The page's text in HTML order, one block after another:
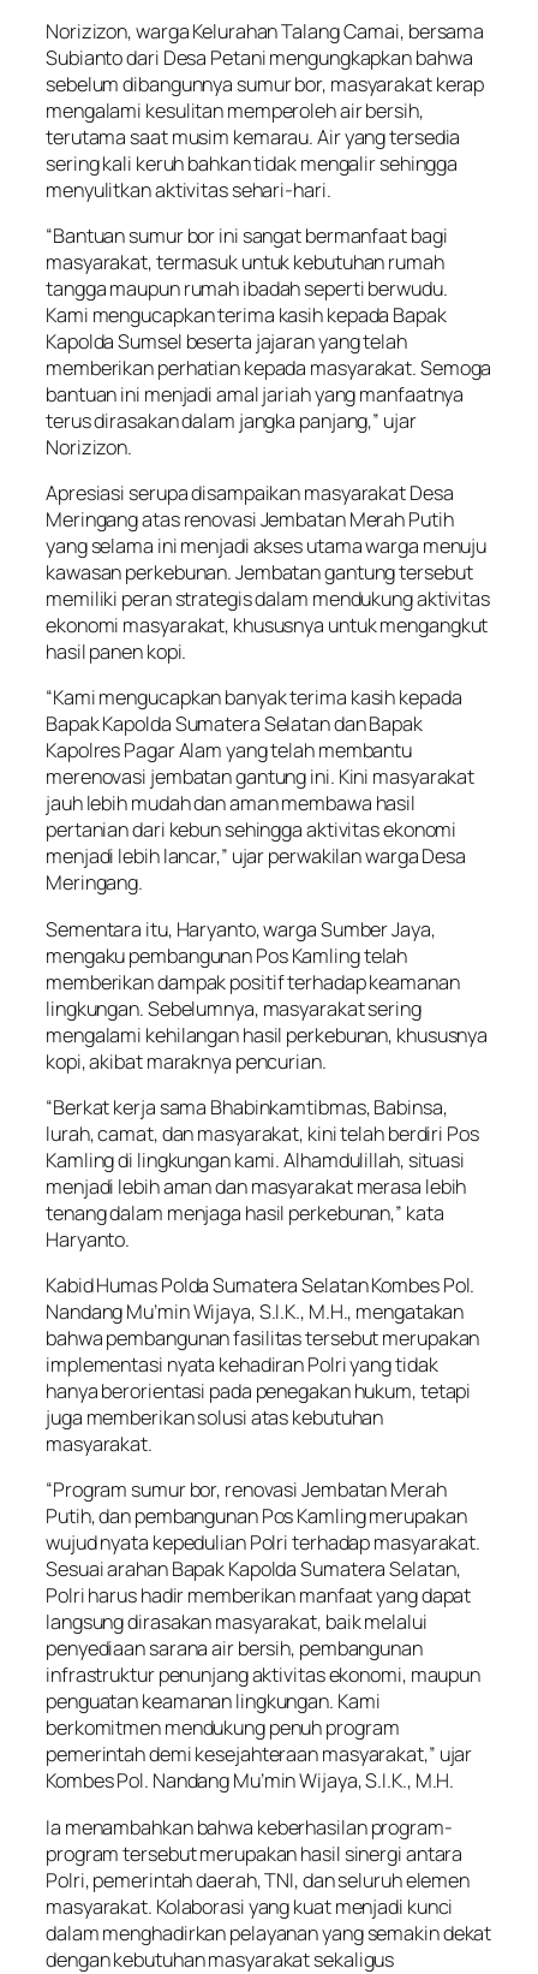
Norizizon, warga Kelurahan Talang Camai, bersama
Subianto dari Desa Petani mengungkapkan bahwa
sebelum dibangunnya sumur bor, masyarakat kerap
mengalami kesulitan memperoleh air bersih,
terutama saat musim kemarau. Air yang tersedia
sering kali keruh bahkan tidak mengalir sehingga
menyulitkan aktivitas sehari-hari.
“Bantuan sumur bor ini sangat bermanfaat bagi
masyarakat, termasuk untuk kebutuhan rumah
tangga maupun rumah ibadah seperti berwudu.
Kami mengucapkan terima kasih kepada Bapak
Kapolda Sumsel beserta jajaran yang telah
memberikan perhatian kepada masyarakat. Semoga
bantuan ini menjadi amal jariah yang manfaatnya
terus dirasakan dalam jangka panjang,” ujar
Norizizon.
Apresiasi serupa disampaikan masyarakat Desa
Meringang atas renovasi Jembatan Merah Putih
yang selama ini menjadi akses utama warga menuju
kawasan perkebunan. Jembatan gantung tersebut
memiliki peran strategis dalam mendukung aktivitas
ekonomi masyarakat, khususnya untuk mengangkut
hasil panen kopi.
“Kami mengucapkan banyak terima kasih kepada
Bapak Kapolda Sumatera Selatan dan Bapak
Kapolres Pagar Alam yang telah membantu
merenovasi jembatan gantung ini. Kini masyarakat
jauh lebih mudah dan aman membawa hasil
pertanian dari kebun sehingga aktivitas ekonomi
menjadi lebih lancar,” ujar perwakilan warga Desa
Meringang.
Sementara itu, Haryanto, warga Sumber Jaya,
mengaku pembangunan Pos Kamling telah
memberikan dampak positif terhadap keamanan
lingkungan. Sebelumnya, masyarakat sering
mengalami kehilangan hasil perkebunan, khususnya
kopi, akibat maraknya pencurian.
“Berkat kerja sama Bhabinkamtibmas, Babinsa,
lurah, camat, dan masyarakat, kini telah berdiri Pos
Kamling di lingkungan kami. Alhamdulillah, situasi
menjadi lebih aman dan masyarakat merasa lebih
tenang dalam menjaga hasil perkebunan,” kata
Haryanto.
Kabid Humas Polda Sumatera Selatan Kombes Pol.
Nandang Mu’min Wijaya, S.I.K., M.H., mengatakan
bahwa pembangunan fasilitas tersebut merupakan
implementasi nyata kehadiran Polri yang tidak
hanya berorientasi pada penegakan hukum, tetapi
juga memberikan solusi atas kebutuhan
masyarakat.
“Program sumur bor, renovasi Jembatan Merah
Putih, dan pembangunan Pos Kamling merupakan
wujud nyata kepedulian Polri terhadap masyarakat.
Sesuai arahan Bapak Kapolda Sumatera Selatan,
Polri harus hadir memberikan manfaat yang dapat
langsung dirasakan masyarakat, baik melalui
penyediaan sarana air bersih, pembangunan
infrastruktur penunjang aktivitas ekonomi, maupun
penguatan keamanan lingkungan. Kami
berkomitmen mendukung penuh program
pemerintah demi kesejahteraan masyarakat,” ujar
Kombes Pol. Nandang Mu’min Wijaya, S.I.K., M.H.
Ia menambahkan bahwa keberhasilan program-
program tersebut merupakan hasil sinergi antara
Polri, pemerintah daerah, TNI, dan seluruh elemen
masyarakat. Kolaborasi yang kuat menjadi kunci
dalam menghadirkan pelayanan yang semakin dekat
dengan kebutuhan masyarakat sekaligus